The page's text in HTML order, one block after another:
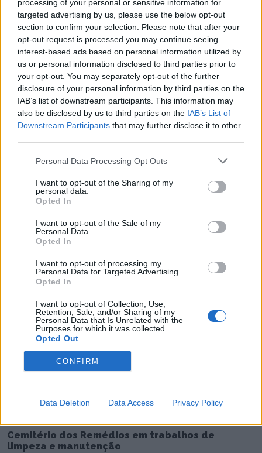
processing of your personal or sensitive information for
targeted advertising by us, please use the below opt-out
section to confirm your selection. Please note that after your
opt-out request is processed you may continue seeing
interest-based ads based on personal information utilized by
us or personal information disclosed to third parties prior to
your opt-out. You may separately opt-out of the further
disclosure of your personal information by third parties on the
IAB’s list of downstream participants. This information may
also be disclosed by us to third parties on the IAB’s List of
Downstream Participants that may further disclose it to other
Personal Data Processing Opt Outs
I want to opt-out of the Sharing of my
personal data.
Opted In
I want to opt-out of the Sale of my
Personal Data.
Opted In
I want to opt-out of processing my
Personal Data for Targeted Advertising.
Opted In
I want to opt-out of Collection, Use,
Retention, Sale, and/or Sharing of my
Personal Data that Is Unrelated with the
Purposes for which it was collected.
Opted Out
CONFIRM
Data Deletion Data Access Privacy Policy
Radares de Velocidade | Évora | agosto 2026
5/08/2026
Portugal 2026/2027
4/08/2026
Cemitério dos Remédios em trabalhos de
limpeza e manutenção